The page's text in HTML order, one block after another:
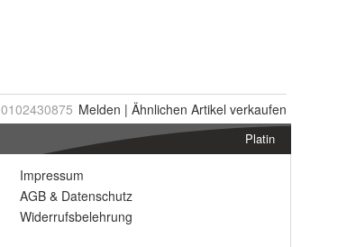
0102430875 Melden | Ähnlichen Artikel verkaufen
Platin
Impressum
AGB & Datenschutz
Widerrufsbelehrung